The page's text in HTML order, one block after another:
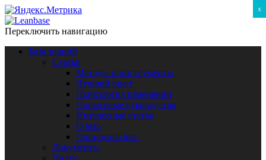
Переключить навигацию
База знаний
Статьи
Методы и инструменты
Лучший опыт
Психология изменений
Пошаговые руководства
Интересные статьи
O lean
Принципы lean
Документы
Видео
x